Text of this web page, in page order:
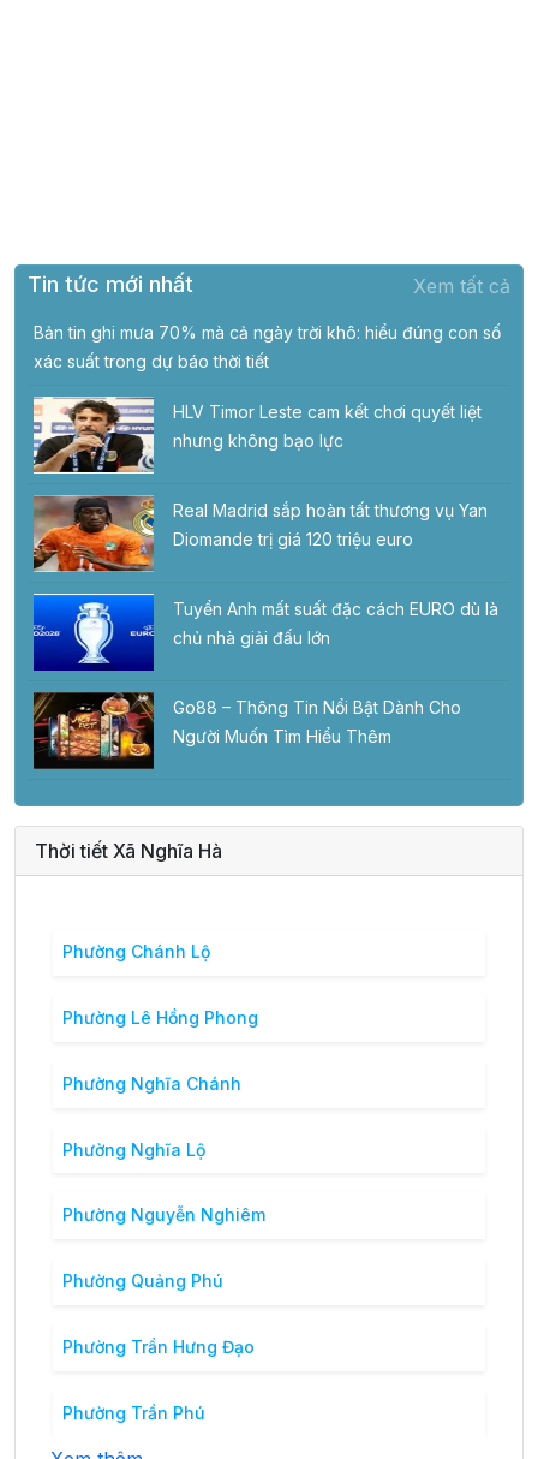
Tin tức mới nhất Xem tất cả
Bản tin ghi mưa 70% mà cả ngày trời khô: hiểu đúng con số
xác suất trong dự báo thời tiết
HLV Timor Leste cam kết chơi quyết liệt
nhưng không bạo lực
Real Madrid sắp hoàn tất thương vụ Yan
Diomande trị giá 120 triệu euro
Tuyển Anh mất suất đặc cách EURO dù là
chủ nhà giải đấu lớn
Go88 – Thông Tin Nổi Bật Dành Cho
Người Muốn Tìm Hiểu Thêm
Thời tiết Xã Nghĩa Hà
Phường Chánh Lộ
Phường Lê Hồng Phong
Phường Nghĩa Chánh
Phường Nghĩa Lộ
Phường Nguyễn Nghiêm
Phường Quảng Phú
Phường Trần Hưng Đạo
Phường Trần Phú